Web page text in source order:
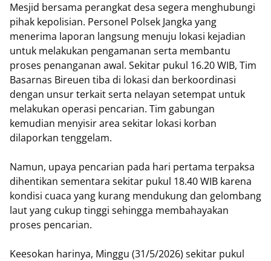
Mesjid bersama perangkat desa segera menghubungi
pihak kepolisian. Personel Polsek Jangka yang
menerima laporan langsung menuju lokasi kejadian
untuk melakukan pengamanan serta membantu
proses penanganan awal. Sekitar pukul 16.20 WIB, Tim
Basarnas Bireuen tiba di lokasi dan berkoordinasi
dengan unsur terkait serta nelayan setempat untuk
melakukan operasi pencarian. Tim gabungan
kemudian menyisir area sekitar lokasi korban
dilaporkan tenggelam.
Namun, upaya pencarian pada hari pertama terpaksa
dihentikan sementara sekitar pukul 18.40 WIB karena
kondisi cuaca yang kurang mendukung dan gelombang
laut yang cukup tinggi sehingga membahayakan
proses pencarian.
Keesokan harinya, Minggu (31/5/2026) sekitar pukul